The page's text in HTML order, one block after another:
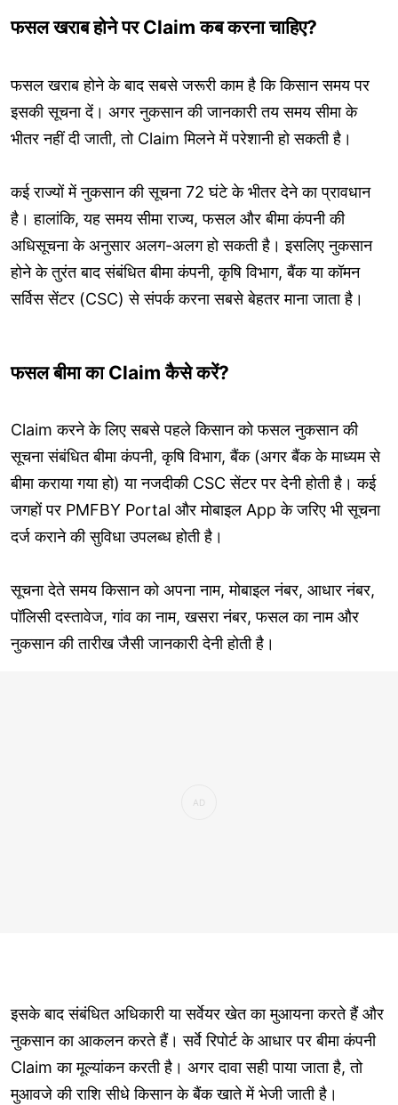
फसल खराब होने पर Claim कब करना चाहिए?
फसल खराब होने के बाद सबसे जरूरी काम है कि किसान समय पर
इसकी सूचना दें। अगर नुकसान की जानकारी तय समय सीमा के
भीतर नहीं दी जाती, तो Claim मिलने में परेशानी हो सकती है।
कई राज्यों में नुकसान की सूचना 72 घंटे के भीतर देने का प्रावधान
है। हालांकि, यह समय सीमा राज्य, फसल और बीमा कंपनी की
अधिसूचना के अनुसार अलग-अलग हो सकती है। इसलिए नुकसान
होने के तुरंत बाद संबंधित बीमा कंपनी, कृषि विभाग, बैंक या कॉमन
सर्विस सेंटर (CSC) से संपर्क करना सबसे बेहतर माना जाता है।
फसल बीमा का Claim कैसे करें?
Claim करने के लिए सबसे पहले किसान को फसल नुकसान की
सूचना संबंधित बीमा कंपनी, कृषि विभाग, बैंक (अगर बैंक के माध्यम से
बीमा कराया गया हो) या नजदीकी CSC सेंटर पर देनी होती है। कई
जगहों पर PMFBY Portal और मोबाइल App के जरिए भी सूचना
दर्ज कराने की सुविधा उपलब्ध होती है।
सूचना देते समय किसान को अपना नाम, मोबाइल नंबर, आधार नंबर,
पॉलिसी दस्तावेज, गांव का नाम, खसरा नंबर, फसल का नाम और
नुकसान की तारीख जैसी जानकारी देनी होती है।
इसके बाद संबंधित अधिकारी या सर्वेयर खेत का मुआयना करते हैं और
नुकसान का आकलन करते हैं। सर्वे रिपोर्ट के आधार पर बीमा कंपनी
Claim का मूल्यांकन करती है। अगर दावा सही पाया जाता है, तो
मुआवजे की राशि सीधे किसान के बैंक खाते में भेजी जाती है।